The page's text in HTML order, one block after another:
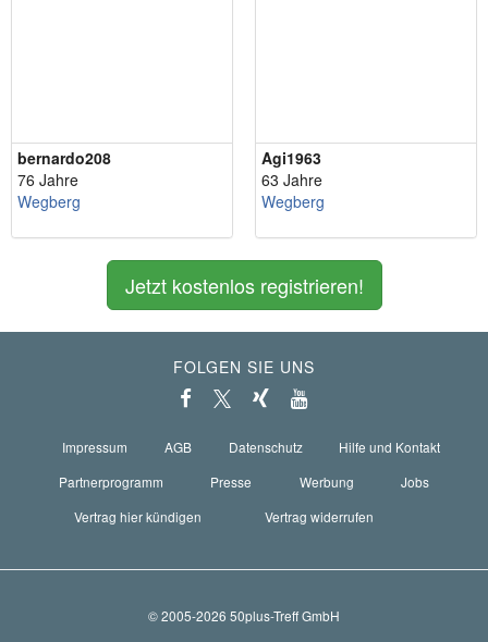
bernardo208
76 Jahre
Wegberg
Agi1963
63 Jahre
Wegberg
Jetzt kostenlos registrieren!
FOLGEN SIE UNS
Impressum AGB Datenschutz
Hilfe und Kontakt
Partnerprogramm
Presse Werbung
Jobs
Vertrag hier kündigen
Vertrag widerrufen
© 2005-2026 50plus-Treff GmbH